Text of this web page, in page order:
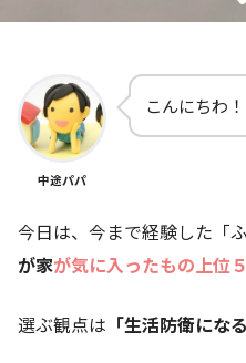
中途パパ
こんにちわ
今日は、今まで経験した「
が家が気に入ったもの上位
選ぶ観点は 「生活防衛にな